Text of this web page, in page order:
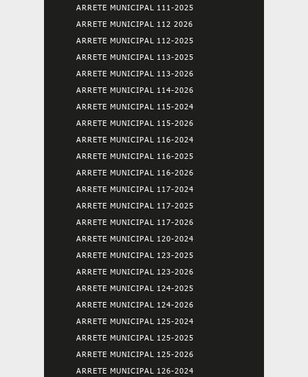
ARRETE MUNICIPAL 111-2025
ARRETE MUNICIPAL 112 2026
ARRETE MUNICIPAL 112-2025
ARRETE MUNICIPAL 113-2025
ARRETE MUNICIPAL 113-2026
ARRETE MUNICIPAL 114-2026
ARRETE MUNICIPAL 115-2024
ARRETE MUNICIPAL 115-2026
ARRETE MUNICIPAL 116-2024
ARRETE MUNICIPAL 116-2025
ARRETE MUNICIPAL 116-2026
ARRETE MUNICIPAL 117-2024
ARRETE MUNICIPAL 117-2025
ARRETE MUNICIPAL 117-2026
ARRETE MUNICIPAL 120-2024
ARRETE MUNICIPAL 123-2025
ARRETE MUNICIPAL 123-2026
ARRETE MUNICIPAL 124-2025
ARRETE MUNICIPAL 124-2026
ARRETE MUNICIPAL 125-2024
ARRETE MUNICIPAL 125-2025
ARRETE MUNICIPAL 125-2026
ARRETE MUNICIPAL 126-2024